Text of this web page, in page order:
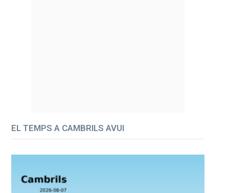
EL TEMPS A CAMBRILS AVUI